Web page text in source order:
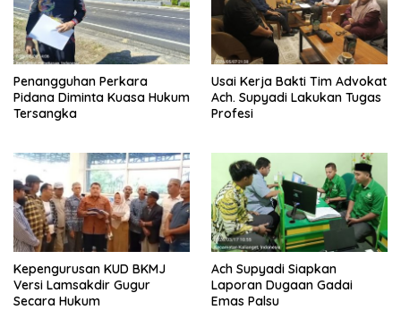
Penangguhan Perkara
Pidana Diminta Kuasa Hukum
Tersangka
Usai Kerja Bakti Tim Advokat
Ach. Supyadi Lakukan Tugas
Profesi
Kepengurusan KUD BKMJ
Versi Lamsakdir Gugur
Secara Hukum
Ach Supyadi Siapkan
Laporan Dugaan Gadai
Emas Palsu